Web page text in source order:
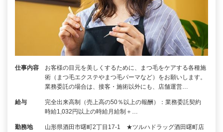
仕事内容
お客様の目元を美しくするために、まつ毛をケアする各種施
術（まつ毛エクステやまつ毛パーマなど）をお願いします。
業務委託の場合は、接客・施術以外にも、店舗運営…
給与
完全出来高制（売上高の50％以上の報酬）：業務委託契約
時給1,032円以上の時給月給制＋…
勤務地
山形県酒田市曙町2丁目17-1 ★ツルハドラッグ酒田曙町店